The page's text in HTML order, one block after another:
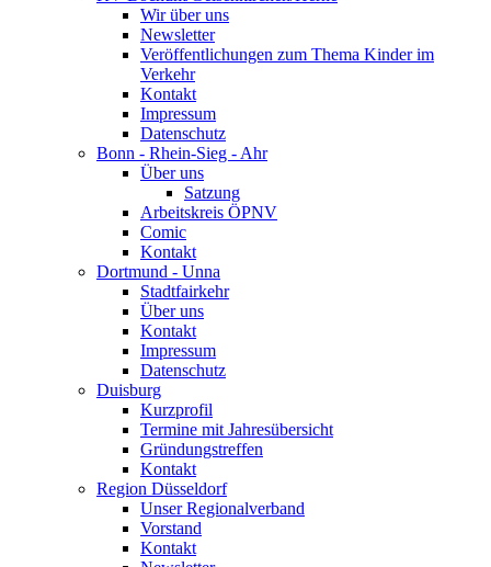
Wir über uns
Newsletter
Veröffentlichungen zum Thema Kinder im
Verkehr
Kontakt
Impressum
Datenschutz
Bonn - Rhein-Sieg - Ahr
Über uns
Satzung
Arbeitskreis ÖPNV
Comic
Kontakt
Dortmund - Unna
Stadtfairkehr
Über uns
Kontakt
Impressum
Datenschutz
Duisburg
Kurzprofil
Termine mit Jahresübersicht
Gründungstreffen
Kontakt
Region Düsseldorf
Unser Regionalverband
Vorstand
Kontakt